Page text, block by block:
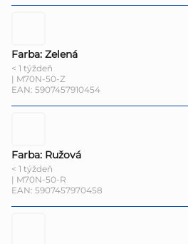
Farba: Zelená
< 1 týždeň
| M70N-50-Z
EAN: 5907457910454
Farba: Ružová
< 1 týždeň
| M70N-50-R
EAN: 5907457970458